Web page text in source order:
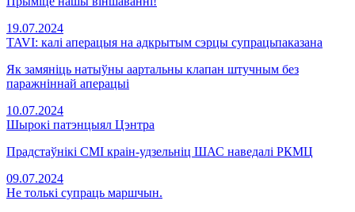
19.07.2024
TAVI: калі аперацыя на адкрытым сэрцы супрацьпаказана
Як замяніць натыўны аартальны клапан штучным без
паражніннай аперацыі
10.07.2024
Шырокі патэнцыял Цэнтра
Прадстаўнікі СМІ краін-удзельніц ШАС наведалі РКМЦ
09.07.2024
Не толькі супраць маршчын.